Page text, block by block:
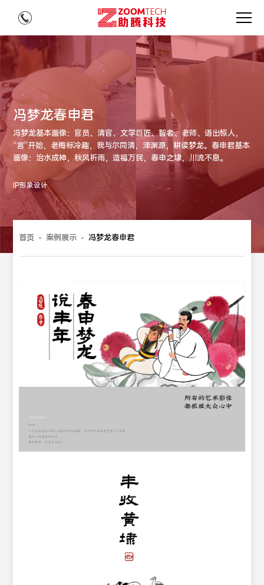
冯梦龙春申君
冯梦龙基本画像：官员、清官、文学巨匠、智者、老师、语出惊人，
“言”开始，老梅标冷趣，我与尔同清，泽渊源，耕读梦龙。春申君基本
画像：治水成神，秋风祈雨，造福万民，春申之埭，川流不息。
IP形象设计
首页 - 案例展示 - 冯梦龙春申君